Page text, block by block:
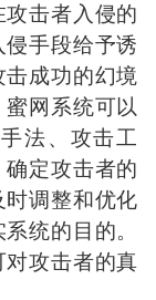
击者入侵的
手段给予诱
成功的幻境
网系统可以
法、攻击工
定攻击者的
调整和优化
统的目的。
攻击者的真